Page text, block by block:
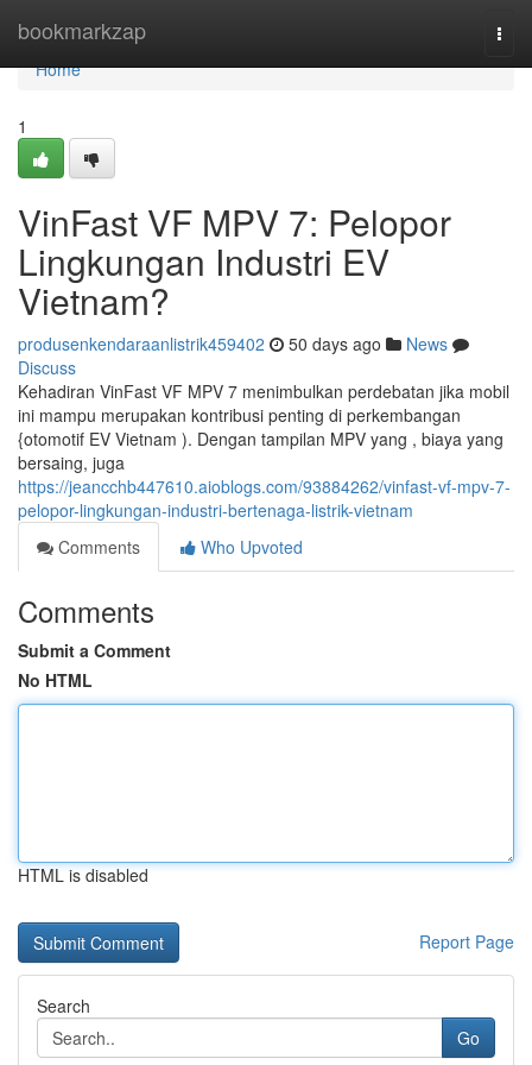
bookmarkzap
Home
Home
1
VinFast VF MPV 7: Pelopor
Lingkungan Industri EV
Vietnam?
produsenkendaraanlistrik459402 50 days ago
News
Discuss
Kehadiran VinFast VF MPV 7 menimbulkan perdebatan jika mobil
ini mampu merupakan kontribusi penting di perkembangan
{otomotif EV Vietnam ). Dengan tampilan MPV yang , biaya yang
bersaing, juga
https://jeancchb447610.aioblogs.com/93884262/vinfast-vf-mpv-7-
pelopor-lingkungan-industri-bertenaga-listrik-vietnam
Comments
Who Upvoted
Comments
Submit a Comment
No HTML
HTML is disabled
Report Page
Search
Go